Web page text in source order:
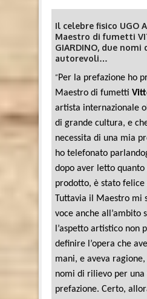
Il celebre fisico UGO
Maestro di fumetti
GIARDINO, due nomi
autorevoli…
“Per la prefazione ho
Maestro di fumetti
artista internazionale
di grande cultura, e
necessita di una mia
ho telefonato
dopo aver letto quanto
prodotto, è stato
Tuttavia il Maestro mi
voce anche all’ambito
l’aspetto artistico non
definire l’opera che
mani, e aveva
nomi di rilievo per una
prefazione. Certo,